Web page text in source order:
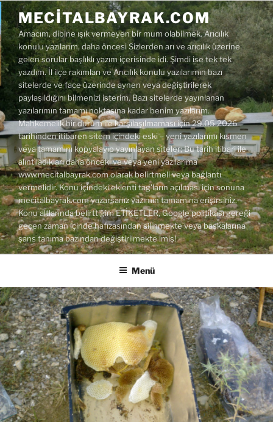
İçeriğe
geç MECITALBAYRAK.COM
Amacım, dibine ışık vermeyen bir mum olabilmek. Arıcılık
konulu yazılarım, daha öncesi Sizlerden arı ve arıcılık üzerine
gelen sorular başlıklı yazım içerisinde idi. Şimdi ise tek tek
yazdım. İl ilçe rakımları ve Arıcılık konulu yazılarımın bazı
sitelerde ve face üzerinde aynen veya değiştirilerek
paylaşıldığını bilmenizi isterim. Bazı sitelerde yayınlanan
yazılarımın tamamı noktasına kadar benim yazılarım.
Mahkemelik bir durum ile karşılaşılmaması için 29.05.2026
tarihinden itibaren sitem içindeki eski – yeni yazılarımı kısmen
veya tamamını kopyalayıp yayınlayan siteler; Bu tarih itibari ile
alıntıladıkları daha önceki ve veya yeni yazılarıma
www.mecitalbayrak.com olarak belirtmeli veya bağlantı
vermelidir. Konu içindeki eklenti tag'ların açılması için sonuna
mecitalbayrak.com yazarsanız yazımın tamamına erişirsiniz.
Konu altlarında belirttiğim ETİKETLER, Google politikası gereği
geçen zaman içinde hafızasından silinmekte veya başkalarına
şans tanıma bazından değiştirilmekte imiş!
Menü